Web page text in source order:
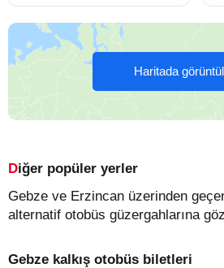
Haritada
Diğer popüler yerler
Gebze ve Erzincan üzerinden
alternatif otobüs güzergahlarına
Gebze kalkış otobüs biletleri